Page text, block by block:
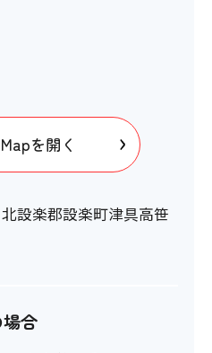
を開く
設楽郡設楽町津具高笹
合